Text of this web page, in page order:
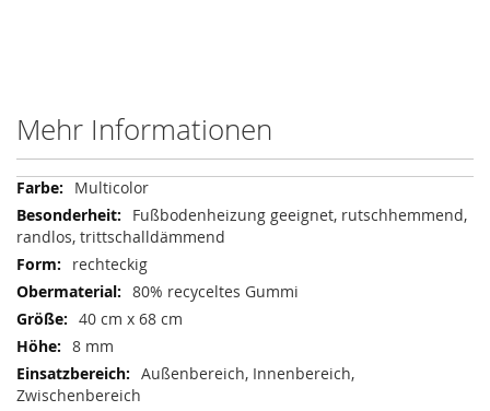
Mehr Informationen
Mehr
Informationen
Multicolor
Fußbodenheizung geeignet, rutschhemmend,
randlos, trittschalldämmend
rechteckig
80% recyceltes Gummi
40 cm x 68 cm
8 mm
Außenbereich, Innenbereich,
Zwischenbereich